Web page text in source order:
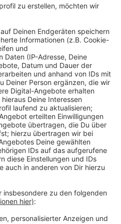
möchte, hat dazu im
die Gelegenheit:
Apotheke in Ascheberg
Central in Coesfeld oder
Wichtig: Kostenlos
Eine Übersicht über alle